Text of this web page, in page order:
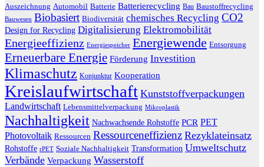
Auszeichnung Automobil Batterie Batterierecycling Bau Baustoffrecycling
Bauwesen Biobasiert Biodiversität chemisches Recycling CO2
Design for Recycling Digitalisierung Elektromobilität
Energieeffizienz Energiespeicher Energiewende Entsorgung
Erneuerbare Energie Förderung Investition
Klimaschutz Konjunktur Kooperation
Kreislaufwirtschaft Kunststoffverpackungen
Landwirtschaft Lebensmittelverpackung Mikroplastik
Nachhaltigkeit Nachwachsende Rohstoffe PCR PET
Photovoltaik Ressourcen Ressourceneffizienz Rezyklateinsatz
Rohstoffe rPET Soziale Nachhaltigkeit Transformation Umweltschutz
Verbände Verpackung Wasserstoff